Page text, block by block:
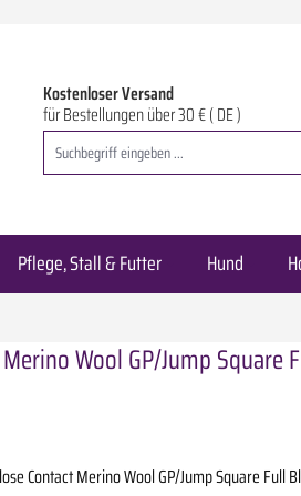
Kostenloser Versand
für Bestellungen über 30 € ( DE )
Pflege, Stall & Futter Hund
Wool GP/Jump Square